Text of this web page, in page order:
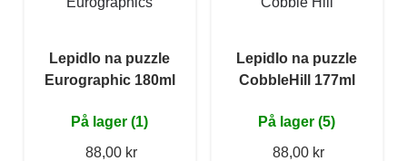
Lepidlo na puzzle
Eurographic 180ml
På lager (1)
88,00 kr
Lepidlo na puzzle
CobbleHill 177ml
På lager (5)
88,00 kr